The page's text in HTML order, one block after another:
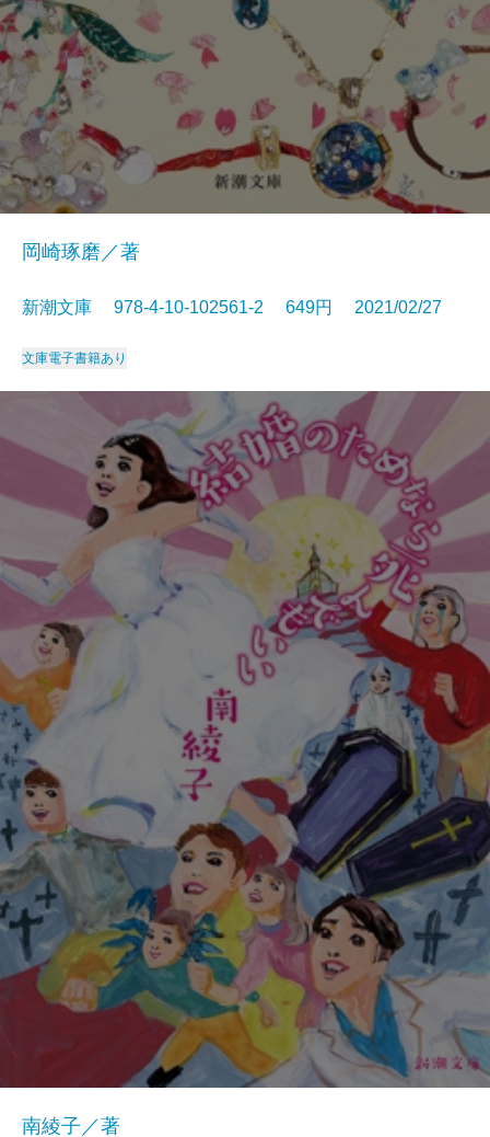
岡崎琢磨／著
新潮文庫 978-4-10-102561-2 649円 2021/02/27
文庫電子書籍あり
南綾子／著